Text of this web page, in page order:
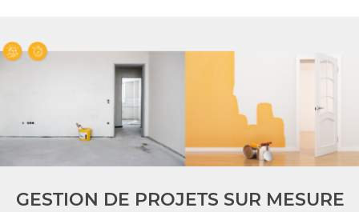
GESTION DE PROJETS SUR MESURE